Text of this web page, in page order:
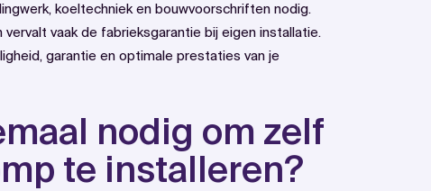
koeltechniek en bouwvoorschriften nodig.
vaak de fabrieksgarantie bij eigen installatie.
garantie en optimale prestaties van je
nodig om zelf
te installeren?